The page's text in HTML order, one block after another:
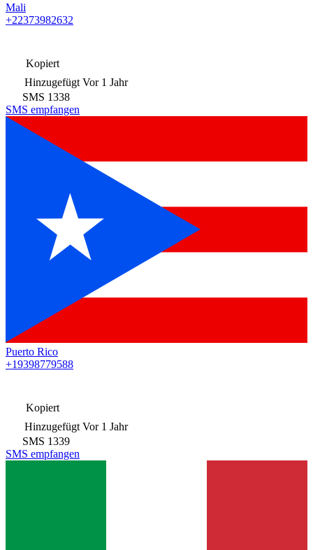
Mali
+22373982632
Kopiert
Hinzugefügt Vor 1 Jahr
SMS 1338
SMS empfangen
Puerto Rico
+19398779588
Kopiert
Hinzugefügt Vor 1 Jahr
SMS 1339
SMS empfangen